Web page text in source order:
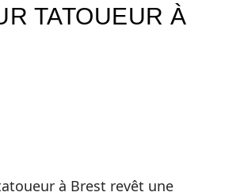
TATOUEUR À
à Brest revêt une